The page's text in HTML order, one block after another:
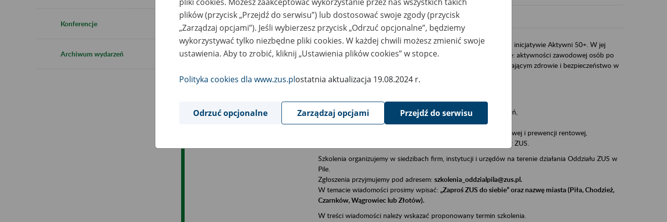
Konferencje
Archiwum wydarzeń
Essential area płatnicy, ubezpieczeni, świadczeniobiorcy
Event description
Zapraszamy pracodawców, instytucje i organizacje do udziału w inicjatywie Aktywni 50+. W jej
ramach eksperci ZUS prowadzą bezpłatne szkolenia poświęcone: aktywności zawodowej osób po
50. roku życia, systemowi emerytalnemu oraz działaniom wspierającym zdrowie i bezpieczeństwo w
pracy.
- co wpływa na wysokość przyszłej emerytury,
- jak aktywność zawodowa przekłada się na wysokość świadczeń,
- jakie są zasady łączenia pracy z pobieraniem emerytury,
- na czym polegają działania ZUS w zakresie prewencji wypadkowej i prewencji rentowej,
- kto może skorzystać z rehabilitacji leczniczej realizowanej przez ZUS.
Szkolenia organizujemy w siedzibach firm, instytucji i urzędów na terenie działania Oddziału ZUS w
Pile.
Zgłoszenia przyjmujemy pod adresem: szkolenia_oddzialpila@zus.pl.
W temacie wiadomości prosimy wpisać: „Zaproś ZUS do siebie” oraz nazwę miasta (Piła, Chodzież,
Czarnków, Wągrowiec lub Złotów).
W treści wiadomości należy wskazać proponowany termin szkolenia.
plików (przycisk „Przejdź do serwisu”) lub dostosować swoje zgody (przycisk
„Zarządzaj opcjami”). Jeśli wybierzesz przycisk „Odrzuć opcjonalne”, będziemy
wykorzystywać tylko niezbędne pliki cookies. W każdej chwili możesz zmienić swoje
ustawienia. Aby to zrobić, kliknij „Ustawienia plików cookies” w stopce.
Polityka cookies dla www.zus.plostatnia aktualizacja 19.08.2024 r.
Odrzuć opcjonalne Zarządzaj opcjami Przejdź do serwisu